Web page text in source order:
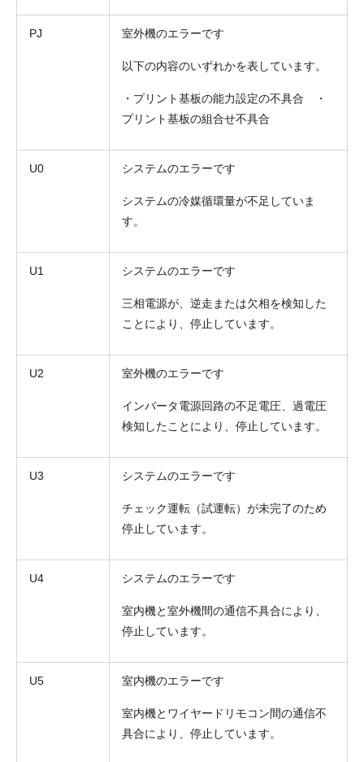
PJ 室外機のエラーです
以下の内容のいずれかを表しています。
・プリント基板の能力設定の不具合 ・
プリント基板の組合せ不具合
U0 システムのエラーです
システムの冷媒循環量が不足していま
す。
U1 システムのエラーです
三相電源が、逆走または欠相を検知した
ことにより、停止しています。
U2 室外機のエラーです
インバータ電源回路の不足電圧、過電圧
検知したことにより、停止しています。
U3 システムのエラーです
チェック運転（試運転）が未完了のため
停止しています。
U4 システムのエラーです
室内機と室外機間の通信不具合により、
停止しています。
U5 室内機のエラーです
室内機とワイヤードリモコン間の通信不
具合により、停止しています。